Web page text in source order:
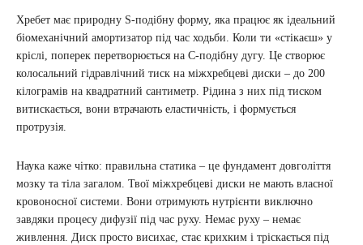
Хребет має природну S-подібну форму, яка працює як ідеальний
біомеханічний амортизатор під час ходьби. Коли ти «стікаєш» у
кріслі, поперек перетворюється на С-подібну дугу. Це створює
колосальний гідравлічний тиск на міжхребцеві диски – до 200
кілограмів на квадратний сантиметр. Рідина з них під тиском
витискається, вони втрачають еластичність, і формується
протрузія.
Наука каже чітко: правильна статика – це фундамент довголіття
мозку та тіла загалом. Твої міжхребцеві диски не мають власної
кровоносної системи. Вони отримують нутрієнти виключно
завдяки процесу дифузії під час руху. Немає руху – немає
живлення. Диск просто висихає, стає крихким і тріскається під